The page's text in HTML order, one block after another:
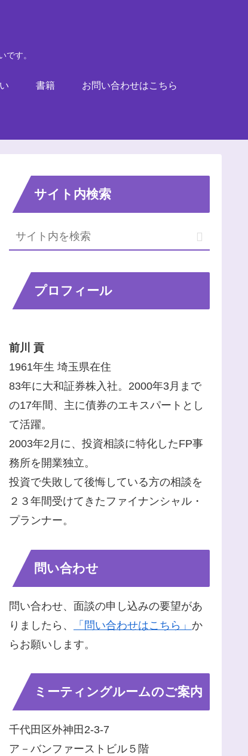
です。
書籍 お問い合わせはこちら
サイト内検索
プロフィール
前川 貢
1961年生 埼玉県在住
83年に大和証券株入社。2000年3月まで
の17年間、主に債券のエキスパートとし
て活躍。
2003年2月に、投資相談に特化したFP事
務所を開業独立。
投資で失敗して後悔している方の相談を
２３年間受けてきたファイナンシャル・
プランナー。
問い合わせ
問い合わせ、面談の申し込みの要望があ
りましたら、
「問い合わせはこちら」 か
らお願いします。
ミーティングルームのご案内
千代田区外神田2-3-7
ア－バンファーストビル５階